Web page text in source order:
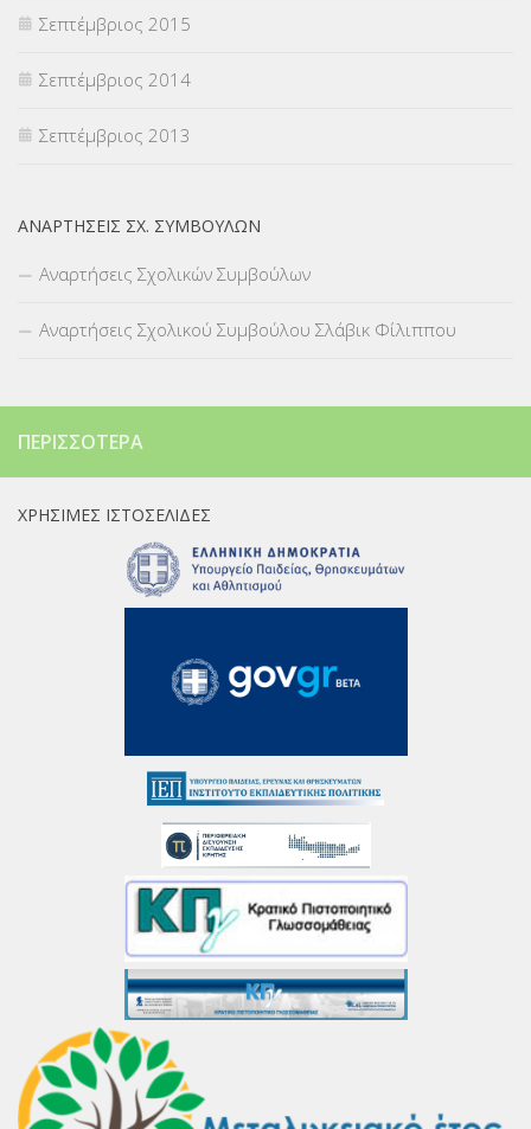
Σεπτέμβριος 2015
Σεπτέμβριος 2014
Σεπτέμβριος 2013
ΑΝΑΡΤΉΣΕΙΣ ΣΧ. ΣΥΜΒΟΎΛΩΝ
Αναρτήσεις Σχολικών Συμβούλων
Αναρτήσεις Σχολικού Συμβούλου Σλάβικ Φίλιππου
ΠΕΡΙΣΣΌΤΕΡΑ
ΧΡΉΣΙΜΕΣ ΙΣΤΟΣΕΛΊΔΕΣ